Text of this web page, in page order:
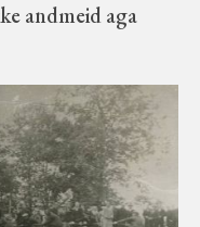
andmeid aga